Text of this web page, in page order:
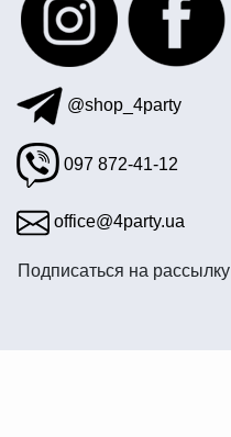
тематические плакаты
купить веера из перьев
@shop_4party
097 872-41-12
office@4party.ua
Подписаться на рассылку